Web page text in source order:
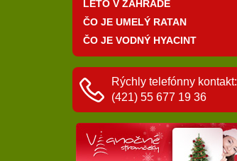
LETO V ZÁHRADE
ČO JE UMELÝ RATAN
ČO JE VODNÝ HYACINT
Rýchly telefónny kontakt:
(421) 55 677 19 36